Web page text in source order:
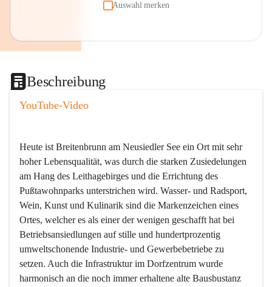
Auswahl merken
Beschreibung
YouTube-Video
Heute ist Breitenbrunn am Neusiedler See ein Ort mit sehr
hoher Lebensqualität, was durch die starken Zusiedelungen
am Hang des Leithagebirges und die Errichtung des
Pußtawohnparks unterstrichen wird. Wasser- und Radsport,
Wein, Kunst und Kulinarik sind die Markenzeichen eines
Ortes, welcher es als einer der wenigen geschafft hat bei
Betriebsansiedlungen auf stille und hundertprozentig
umweltschonende Industrie- und Gewerbebetriebe zu
setzen. Auch die Infrastruktur im Dorfzentrum wurde
harmonisch an die noch immer erhaltene alte Bausbustanz